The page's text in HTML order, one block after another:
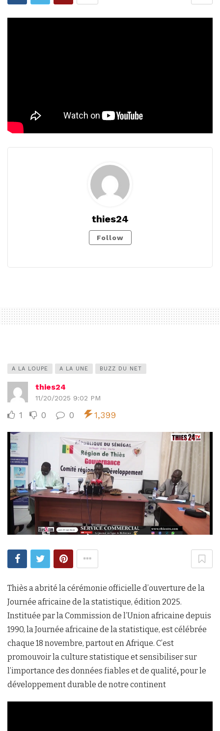
thies24
Follow
A LA LOUPE A LA UNE BUZZ DU NET
thies24
11/20/2025 9:02 PM
1 0 0 1,399
Thiès a abrité la cérémonie officielle d’ouverture de la
Journée africaine de la statistique, édition 2025.
Instituée par la Commission de l’Union africaine depuis
1990, la Journée africaine de la statistique, est célébrée
chaque 18 novembre, partout en Afrique. C’est
promouvoir la culture statistique et sensibiliser sur
l’importance des données fiables et de qualité,pour le
développement durable de notre continent